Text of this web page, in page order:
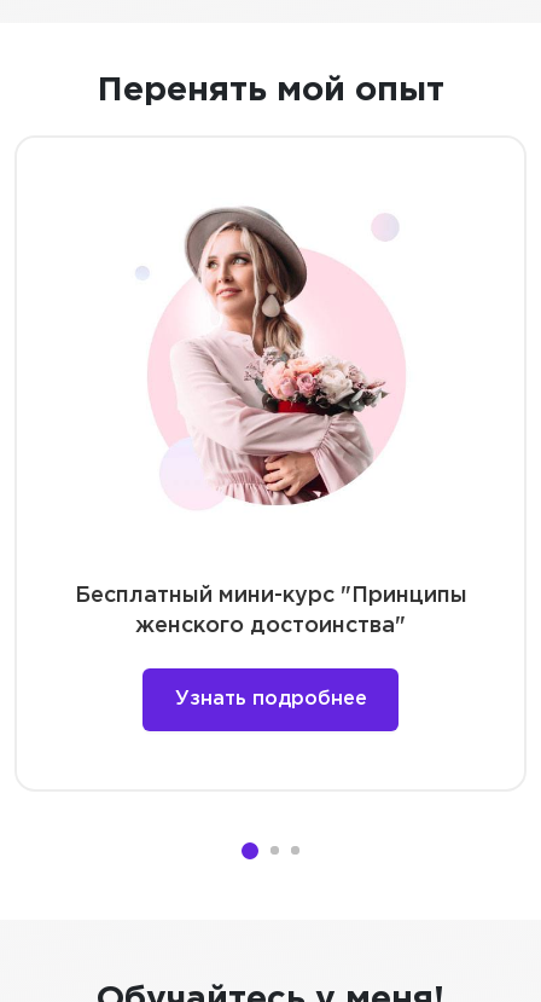
Перенять мой опыт
Бесплатный мини-курс "Принципы
женского достоинства"
Узнать подробнее